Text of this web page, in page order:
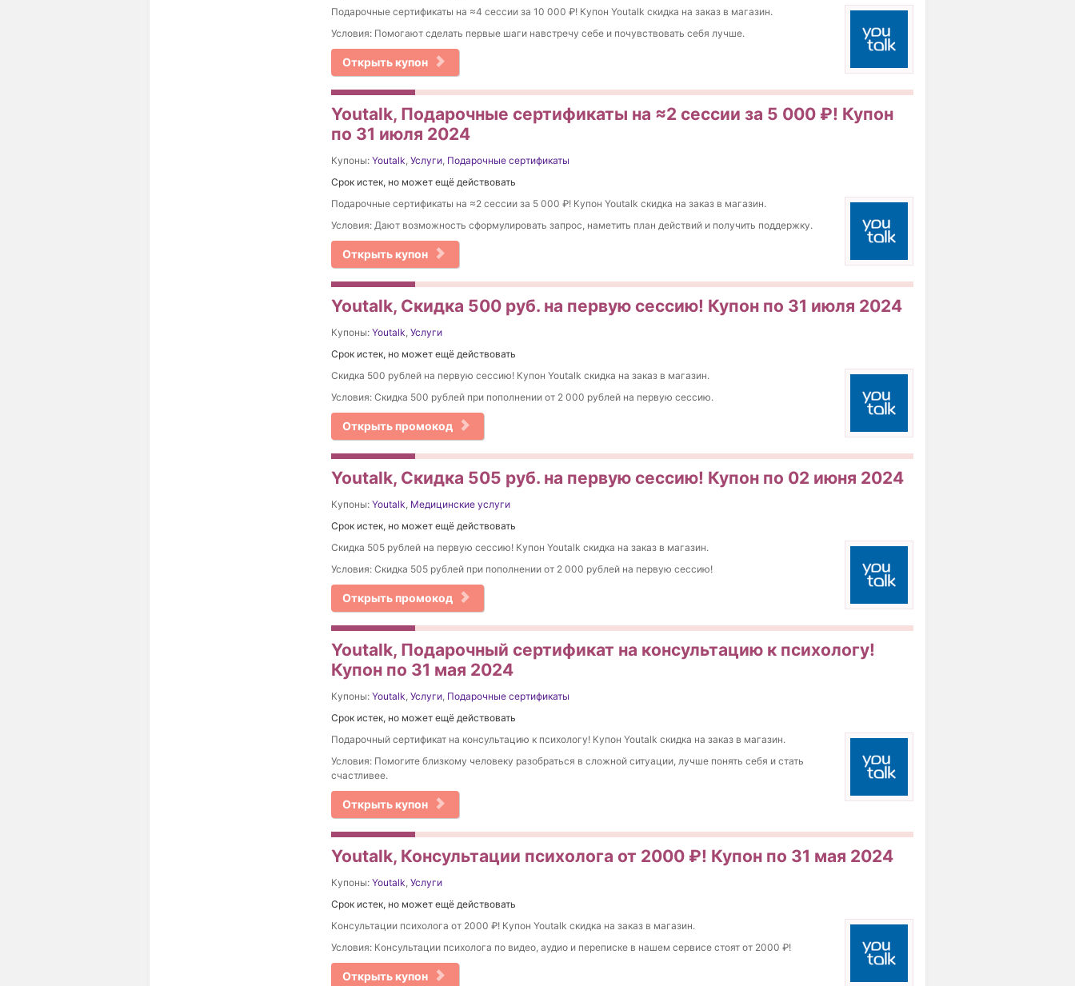
Подарочные сертификаты на ≈4 сессии за 10 000 ₽! Купон Youtalk скидка на заказ в магазин.
Условия: Помогают сделать первые шаги навстречу себе и почувствовать себя лучше.
Открыть купон
Youtalk, Подарочные сертификаты на ≈2 сессии за 5 000 ₽! Купон
по 31 июля 2024
Купоны: Youtalk, Услуги, Подарочные сертификаты
Срок истек, но может ещё действовать
Подарочные сертификаты на ≈2 сессии за 5 000 ₽! Купон Youtalk скидка на заказ в магазин.
Условия: Дают возможность сформулировать запрос, наметить план действий и получить поддержку.
Открыть купон
Youtalk, Cкидка 500 руб. на первую сессию! Купон по 31 июля 2024
Купоны: Youtalk, Услуги
Срок истек, но может ещё действовать
Cкидка 500 рублей на первую сессию! Купон Youtalk скидка на заказ в магазин.
Условия: Cкидка 500 рублей при пополнении от 2 000 рублей на первую сессию.
Открыть промокод
Youtalk, Скидка 505 руб. на первую сессию! Купон по 02 июня 2024
Купоны: Youtalk, Медицинские услуги
Срок истек, но может ещё действовать
Скидка 505 рублей на первую сессию! Купон Youtalk скидка на заказ в магазин.
Условия: Скидка 505 рублей при пополнении от 2 000 рублей на первую сессию!
Открыть промокод
Youtalk, Подарочный сертификат на консультацию к психологу!
Купон по 31 мая 2024
Купоны: Youtalk, Услуги, Подарочные сертификаты
Срок истек, но может ещё действовать
Подарочный сертификат на консультацию к психологу! Купон Youtalk скидка на заказ в магазин.
Условия: Помогите близкому человеку разобраться в сложной ситуации, лучше понять себя и стать
счастливее.
Открыть купон
Youtalk, Консультации психолога от 2000 ₽! Купон по 31 мая 2024
Купоны: Youtalk, Услуги
Срок истек, но может ещё действовать
Консультации психолога от 2000 ₽! Купон Youtalk скидка на заказ в магазин.
Условия: Консультации психолога по видео, аудио и переписке в нашем сервисе стоят от 2000 ₽!
Открыть купон